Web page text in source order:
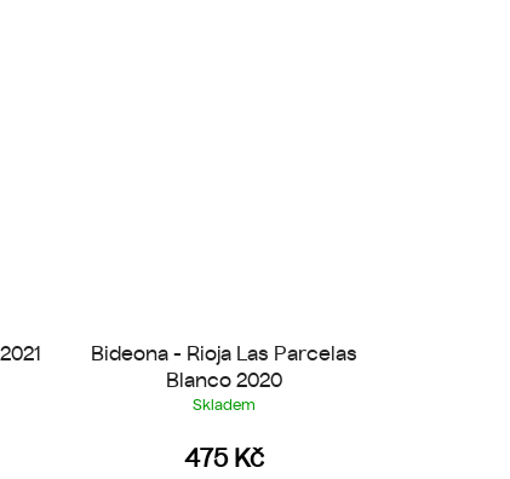
Bideona - Rioja Las Parcelas
Blanco 2020
Skladem
475 Kč